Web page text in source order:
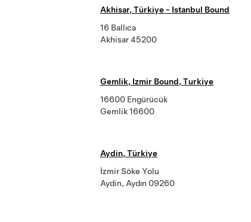
Akhisar, Türkiye - Istanbul Bound
16 Ballıca
Akhisar 45200
Gemlik, Izmir Bound, Turkiye
16600 Engürücük
Gemlik 16600
Aydin, Türkiye
İzmir Söke Yolu
Aydin, Aydın 09260